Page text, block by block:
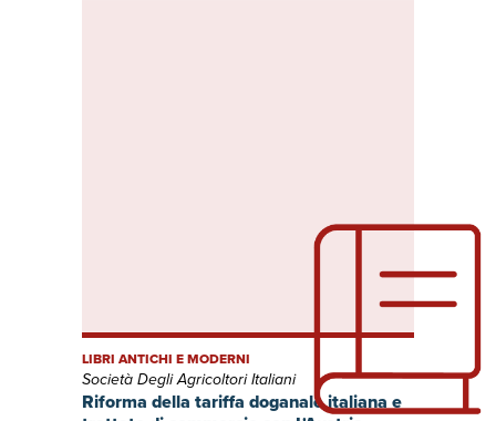
Riforma della tariffa doganale italiana e
LIBRI ANTICHI E MODERNI
Società Degli Agricoltori Italiani